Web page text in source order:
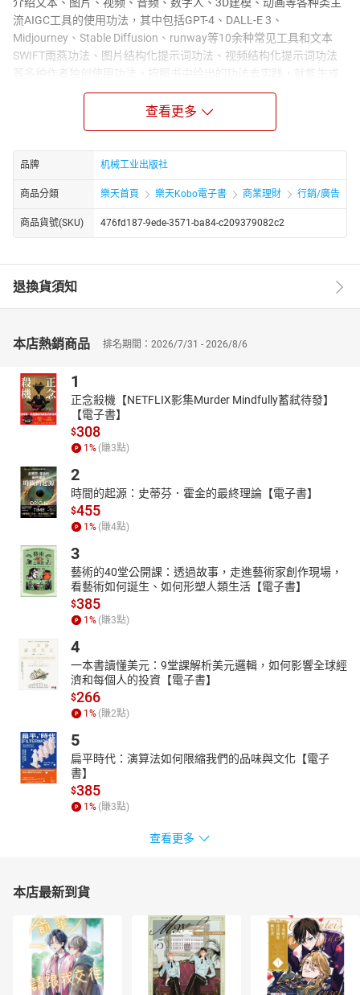
流AIGC工具的使用功法，其中包括GPT-4、DALL-E 3、
Midjourney、Stable Diffusion、runway等10余种常见工具和文本
SWIFT雨燕功法、图片结构化提示词功法、视频结构化提示词功法
等多种作者独创使用功法。按照书中给出的功法去实践，就能生成
各种80分（优秀级别）的营销物料。要想实现80分向100分的跨
越，本篇也给出了具体的解决方案。中篇（第7~12章）：首先深度
剖析数字化时代全域、全链路营销的特点和难点，然后介绍AIGC破
名、制定LOGO、拟定slogan、包装设计、公域内容生产、营销活
动、带货直播、私域运营等多个细分领域的应用实践，最后解读在
AIGC时代企业进行营销组织变革的路径，并给出企业营销全域、全
链路、全组织综合设计方法论。下篇（第13~16章）：跳出营销的
范畴，站在整个企业的高度解读AIGC对企业运营的影响。其中重点
不同规模企业的应对策略。这部分是营销管理者、企业高管、企业
家、小微创业者必读的内容。
查看更多
品牌 机械工业出版社
商品分類 樂天首頁 樂天Kobo電子書 商業理財 行銷/廣告
商品貨號(SKU) 476fd187-9ede-3571-ba84-c209379082c2
退換貨須知
本店熱銷商品 排名期間：2026/7/31 - 2026/8/6
1
正念殺機【NETFLIX影集Murder Mindfully蓄弒待發】
【電子書】
$308
1 % (賺3點)
2
時間的起源：史蒂芬．霍金的最終理論【電子書】
$455
1 % (賺4點)
3
藝術的40堂公開課：透過故事，走進藝術家創作現場，
看藝術如何誕生、如何形塑人類生活【電子書】
$385
1 % (賺3點)
4
一本書讀懂美元：9堂課解析美元邏輯，如何影響全球經
濟和每個人的投資【電子書】
$266
1 % (賺2點)
5
扁平時代：演算法如何限縮我們的品味與文化【電子
書】
$385
1 % (賺3點)
查看更多
本店最新到貨